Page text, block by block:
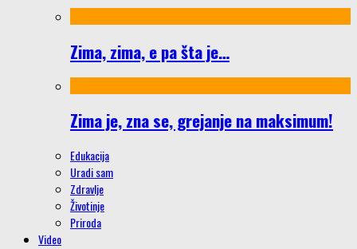
Zima, zima, e pa šta je…
Zima je, zna se, grejanje na maksimum!
Edukacija
Uradi sam
Zdravlje
Životinje
Priroda
Video